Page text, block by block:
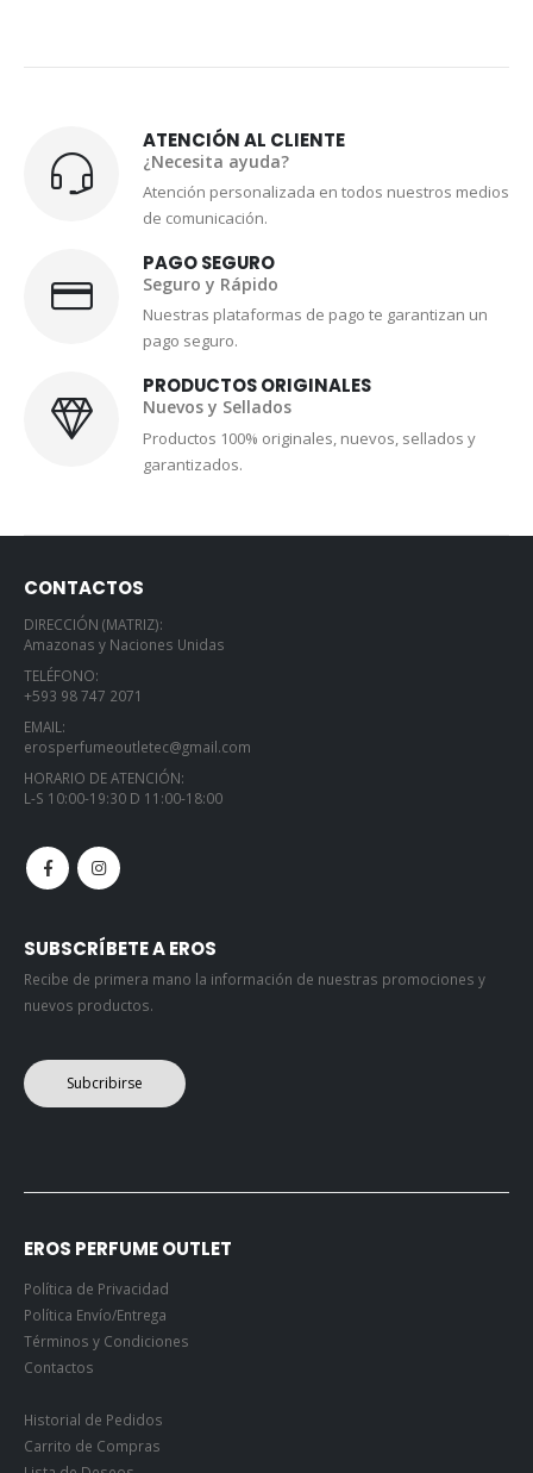
ATENCIÓN AL CLIENTE
¿Necesita ayuda?
Atención personalizada en todos nuestros medios
de comunicación.
PAGO SEGURO
Seguro y Rápido
Nuestras plataformas de pago te garantizan un
pago seguro.
PRODUCTOS ORIGINALES
Nuevos y Sellados
Productos 100% originales, nuevos, sellados y
garantizados.
CONTACTOS
DIRECCIÓN (MATRIZ):
Amazonas y Naciones Unidas
TELÉFONO:
+593 98 747 2071
EMAIL:
erosperfumeoutletec@gmail.com
HORARIO DE ATENCIÓN:
L-S 10:00-19:30 D 11:00-18:00
SUBSCRÍBETE A EROS
Recibe de primera mano la información de nuestras promociones y
nuevos productos.
Subcribirse
EROS PERFUME OUTLET
Política de Privacidad
Política Envío/Entrega
Términos y Condiciones
Contactos
Historial de Pedidos
Carrito de Compras